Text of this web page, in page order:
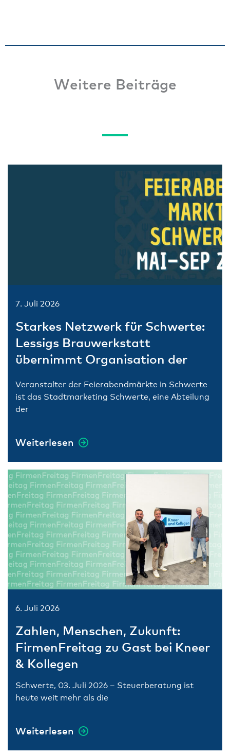
Weitere Beiträge
7. Juli 2026
Starkes Netzwerk für Schwerte:
Lessigs Brauwerkstatt
übernimmt Organisation der
Veranstalter der Feierabendmärkte in Schwerte
ist das Stadtmarketing Schwerte, eine Abteilung
der
Weiterlesen
6. Juli 2026
Zahlen, Menschen, Zukunft:
FirmenFreitag zu Gast bei Kneer
& Kollegen
Schwerte, 03. Juli 2026 – Steuerberatung ist
heute weit mehr als die
Weiterlesen